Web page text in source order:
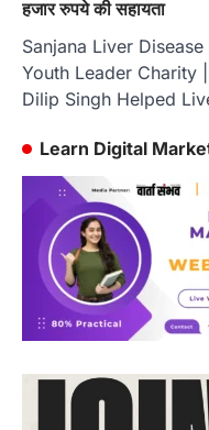
हजार रुपये की सहायता
Sanjana Liver
Youth Leader Charity
Dilip Singh Helped
Learn Digital